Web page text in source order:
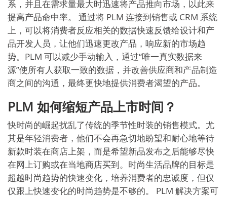
系，并且在需求量最大时迅速将产品推向市场，以此来
提高产品命中率。 通过将 PLM 连接到销售或 CRM 系统
上，可以将消费者反应相关的数据快速反馈给设计和产
品开发人员，让他们迅速更改产品，响应新的市场趋
势。PLM 可以减少手动输入，通过“唯一真实数据来
源”使所有人获取一致的数据，并改善供应商和产品制造
商之间的沟通，最终更快地提供消费者渴望的产品。
PLM 如何缩短产品上市时间？
快时尚的崛起扰乱了传统的季节性时装的销售模式。尤
其是年轻消费者，他们不会再急切地盼望和耐心地等待
新款时装在商店上架，而是希望新品发布之后能够尽快
在网上订购或在当地商店买到。时尚生活品牌的目标是
超越时尚趋势的快速变化，培养消费者的忠诚度，但仅
仅跟上快速变化的时尚趋势是不够的。 PLM 解决方案可